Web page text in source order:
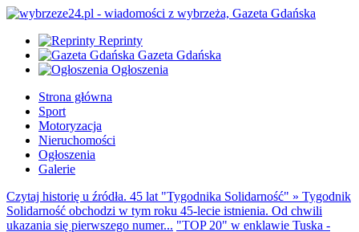
Reprinty
Gazeta Gdańska
Ogłoszenia
Strona główna
Sport
Motoryzacja
Nieruchomości
Ogłoszenia
Galerie
Czytaj historię u źródła. 45 lat "Tygodnika Solidarność" » Tygodnik
Solidarność obchodzi w tym roku 45-lecie istnienia. Od chwili
ukazania się pierwszego numer... "TOP 20" w enklawie Tuska -